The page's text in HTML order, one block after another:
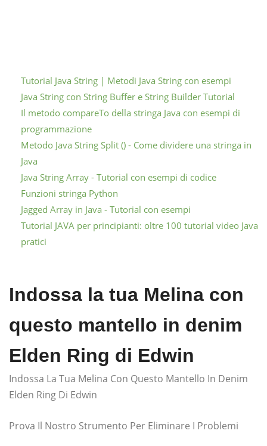
Tutorial Java String | Metodi Java String con esempi
Java String con String Buffer e String Builder Tutorial
Il metodo compareTo della stringa Java con esempi di
programmazione
Metodo Java String Split () - Come dividere una stringa in
Java
Java String Array - Tutorial con esempi di codice
Funzioni stringa Python
Jagged Array in Java - Tutorial con esempi
Tutorial JAVA per principianti: oltre 100 tutorial video Java
pratici
Indossa la tua Melina con
questo mantello in denim
Elden Ring di Edwin
Indossa La Tua Melina Con Questo Mantello In Denim
Elden Ring Di Edwin
Prova Il Nostro Strumento Per Eliminare I Problemi